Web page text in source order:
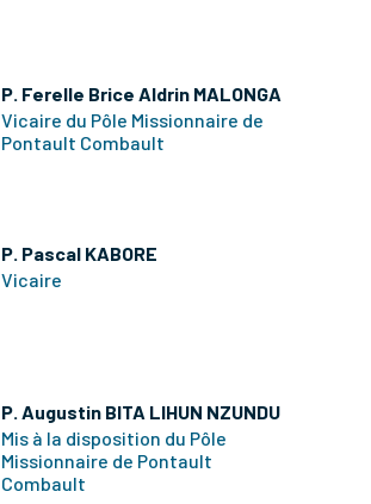
P. Ferelle Brice Aldrin MALONGA
Vicaire du Pôle Missionnaire de
Pontault Combault
P. Pascal KABORE
Vicaire
P. Augustin BITA LIHUN NZUNDU
Mis à la disposition du Pôle
Missionnaire de Pontault
Combault